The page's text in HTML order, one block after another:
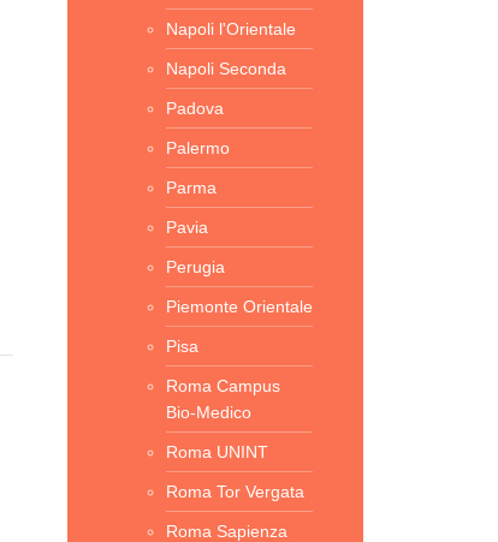
Napoli l'Orientale
Napoli Seconda
Padova
Palermo
Parma
Pavia
Perugia
Piemonte Orientale
Pisa
Roma Campus
Bio-Medico
Roma UNINT
Roma Tor Vergata
Roma Sapienza